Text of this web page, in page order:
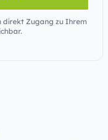
direkt Zugang zu Ihrem